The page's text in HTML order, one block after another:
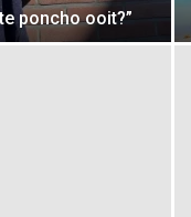
poncho ooit?”